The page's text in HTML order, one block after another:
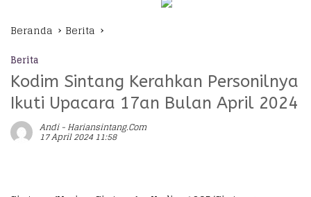
Beranda Berita
Berita
Kodim Sintang Kerahkan Personilnya
Ikuti Upacara 17an Bulan April 2024
Andi - Hariansintang.com
17 April 2024 11:58